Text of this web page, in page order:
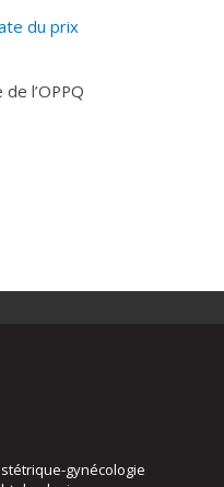
du prix
l’OPPQ
gynécologie